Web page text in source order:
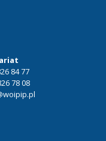
84 77
78 08